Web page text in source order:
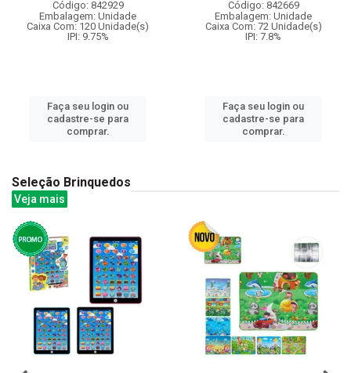
Código: 842929
Embalagem: Unidade
Caixa Com: 120 Unidade(s)
IPI: 9.75%
Faça seu login ou
cadastre-se para
comprar.
Código: 842669
Embalagem: Unidade
Caixa Com: 72 Unidade(s)
IPI: 7.8%
Faça seu login ou
cadastre-se para
comprar.
Seleção Brinquedos
Veja mais